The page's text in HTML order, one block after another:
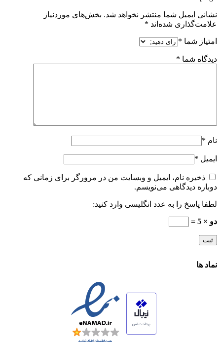
نشانی ایمیل شما منتشر نخواهد شد. بخش‌های موردنیاز
علامت‌گذاری شده‌اند *
امتیاز شما *
دیدگاه شما *
نام *
ایمیل *
ذخیره نام، ایمیل و وبسایت من در مرورگر برای زمانی که
دوباره دیدگاهی می‌نویسم.
لطفا پاسخ را به عدد انگلیسی وارد کنید:
دو × 5 =
نماد ها